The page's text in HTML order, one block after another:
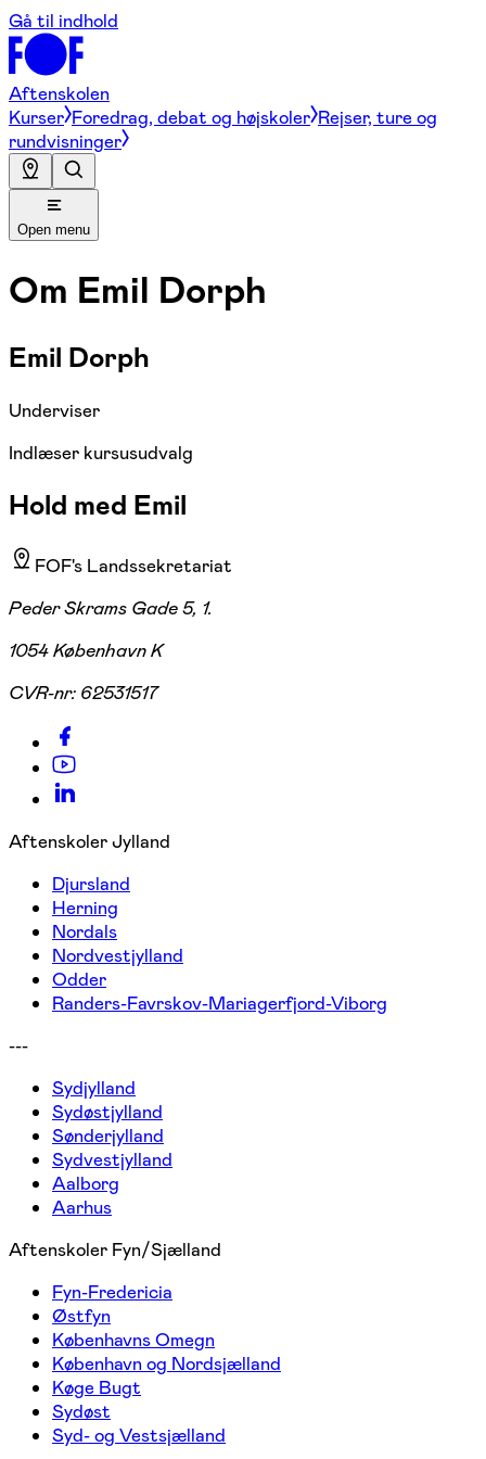
Gå til indhold
Aftenskolen
Kurser Foredrag, debat og højskoler Rejser, ture og
rundvisninger
Open menu
Om Emil Dorph
Emil Dorph
Underviser
Indlæser kursusudvalg
Hold med Emil
FOF's Landssekretariat
Peder Skrams Gade 5, 1.
1054 København K
CVR-nr: 62531517
Aftenskoler Jylland
Djursland
Herning
Nordals
Nordvestjylland
Odder
Randers-Favrskov-Mariagerfjord-Viborg
---
Sydjylland
Sydøstjylland
Sønderjylland
Sydvestjylland
Aalborg
Aarhus
Aftenskoler Fyn/Sjælland
Fyn-Fredericia
Østfyn
Københavns Omegn
København og Nordsjælland
Køge Bugt
Sydøst
Syd- og Vestsjælland